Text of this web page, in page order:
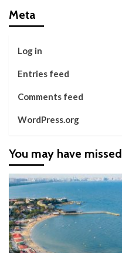
Meta
Log in
Entries feed
Comments feed
WordPress.org
You may have missed